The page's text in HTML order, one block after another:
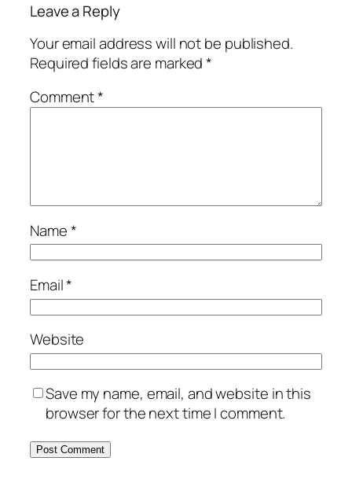
Leave a Reply
Your email address will not be published.
Required fields are marked*
Comment*
Name*
Email*
Website
Save my name, email, and website in this
browser for the next time I comment.